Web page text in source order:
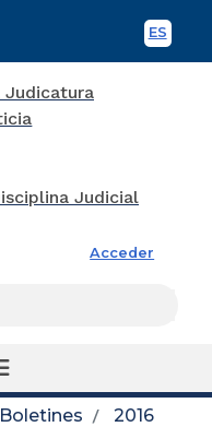
ES
Acceder
Boletines
2016